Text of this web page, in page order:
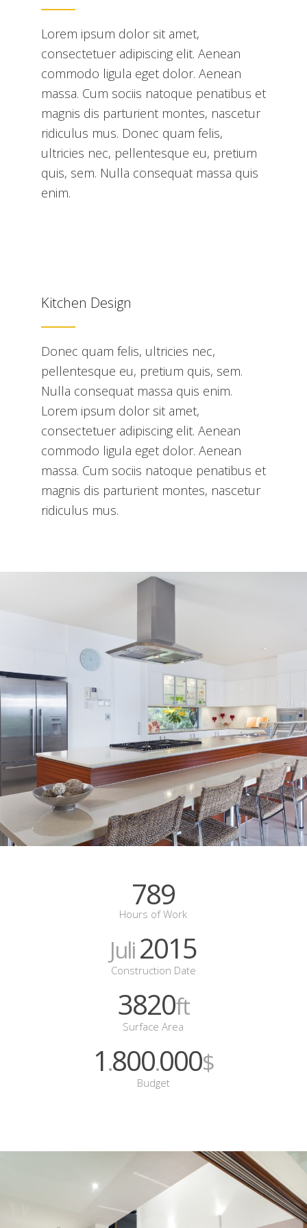
Lorem ipsum dolor sit amet,
consectetuer adipiscing elit. Aenean
commodo ligula eget dolor. Aenean
massa. Cum sociis natoque penatibus et
magnis dis parturient montes, nascetur
ridiculus mus. Donec quam felis,
ultricies nec, pellentesque eu, pretium
quis, sem. Nulla consequat massa quis
enim.
Kitchen Design
Donec quam felis, ultricies nec,
pellentesque eu, pretium quis, sem.
Nulla consequat massa quis enim.
Lorem ipsum dolor sit amet,
consectetuer adipiscing elit. Aenean
commodo ligula eget dolor. Aenean
massa. Cum sociis natoque penatibus et
magnis dis parturient montes, nascetur
ridiculus mus.
789
Hours of Work
Juli2015
Construction Date
3820ft
Surface Area
1.800.000$
Budget